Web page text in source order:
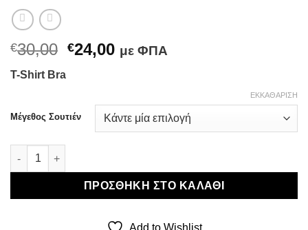
€30,00 Original
€24,00Η
€24,00.
με ΦΠΑ
T-Shirt Bra
Μέγεθος Σουτιέν
ΕΚΚΑΘΆΡΙΣΗ
Triumph New Day WHPM - T-Shirt Bra ποσότητα
ΠΡΟΣΘΉΚΗ ΣΤΟ ΚΑΛΆΘΙ
Add to Wishlist